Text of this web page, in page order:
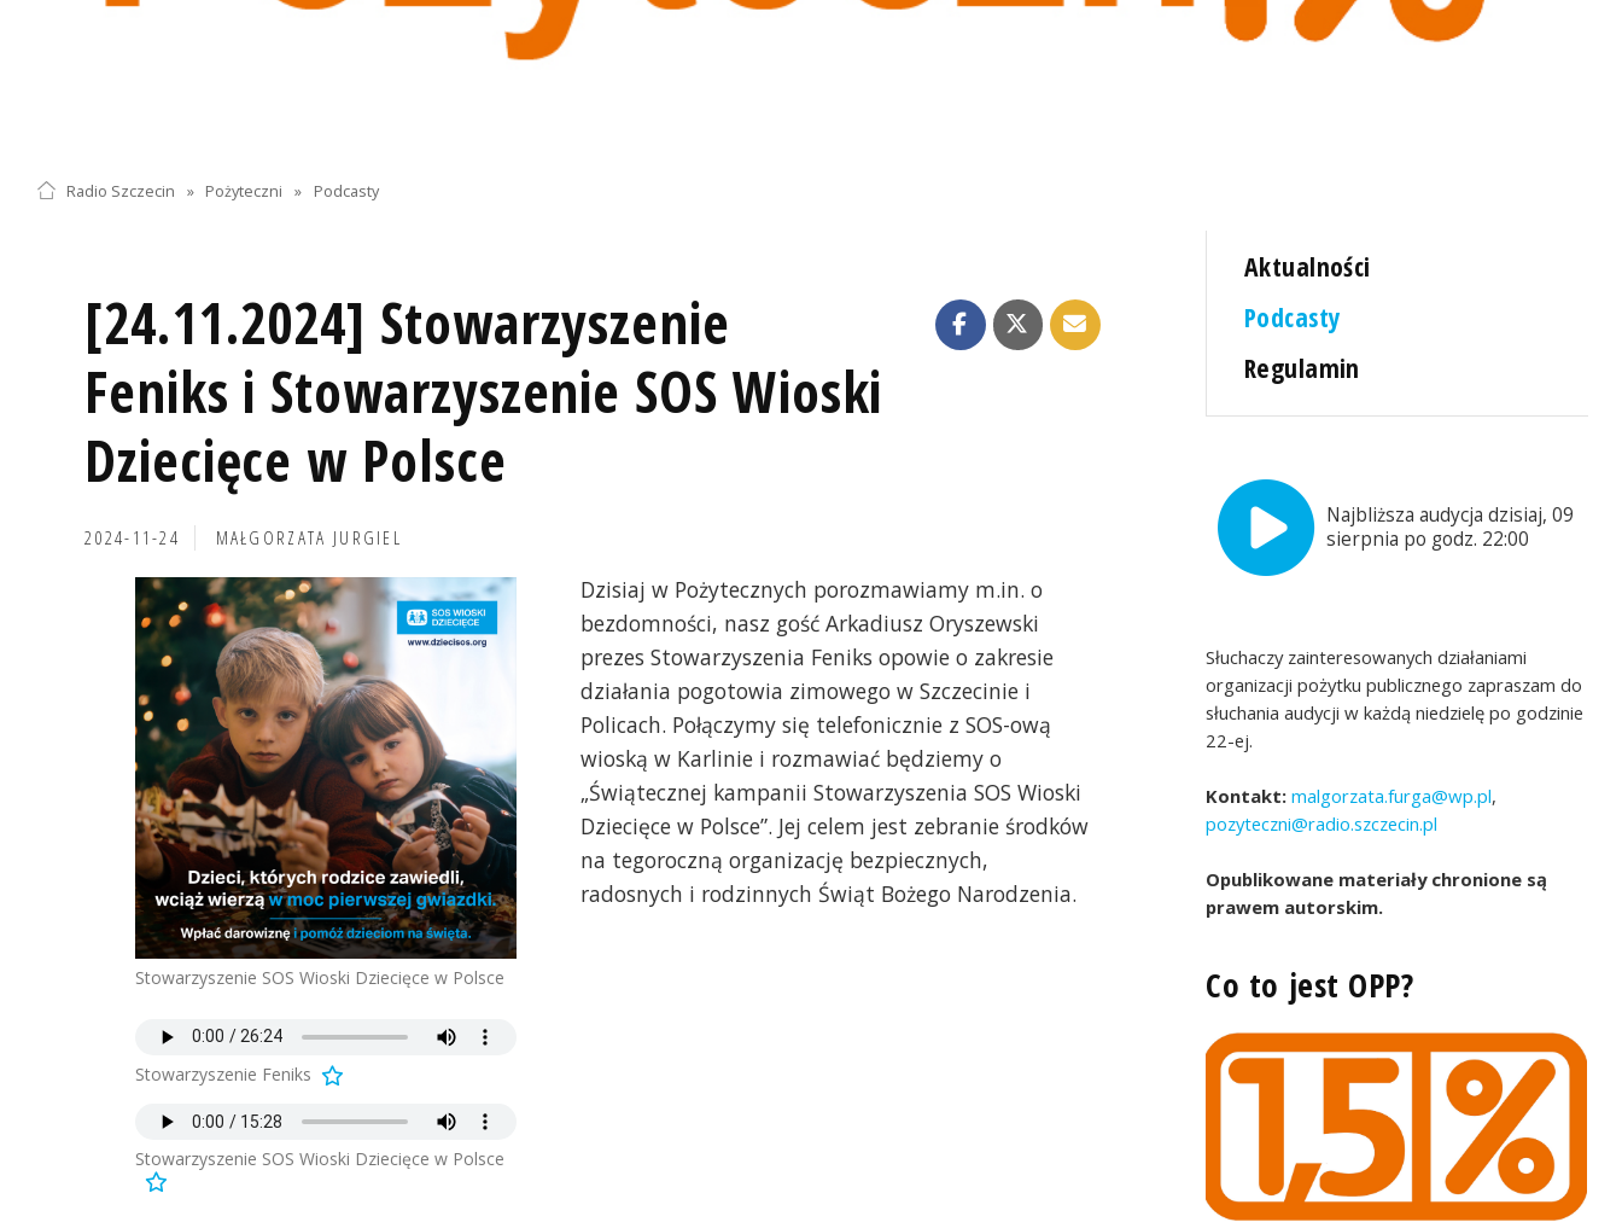
Radio Szczecin » Pożyteczni » Podcasty
[24.11.2024] Stowarzyszenie
Feniks i Stowarzyszenie SOS Wioski
Dziecięce w Polsce
2024-11-24 MAŁGORZATA JURGIEL
Stowarzyszenie SOS Wioski Dziecięce w Polsce
Stowarzyszenie Feniks
Stowarzyszenie SOS Wioski Dziecięce w Polsce
Dzisiaj w Pożytecznych porozmawiamy m.in. o
bezdomności, nasz gość Arkadiusz Oryszewski
prezes Stowarzyszenia Feniks opowie o zakresie
działania pogotowia zimowego w Szczecinie i
Policach. Połączymy się telefonicznie z SOS-ową
wioską w Karlinie i rozmawiać będziemy o
„Świątecznej kampanii Stowarzyszenia SOS Wioski
Dziecięce w Polsce”. Jej celem jest zebranie środków
na tegoroczną organizację bezpiecznych,
radosnych i rodzinnych Świąt Bożego Narodzenia.
Aktualności
Podcasty
Regulamin
Najbliższa audycja dzisiaj, 09
sierpnia po godz. 22:00
Słuchaczy zainteresowanych działaniami
organizacji pożytku publicznego zapraszam do
słuchania audycji w każdą niedzielę po godzinie
22-ej.
Kontakt: malgorzata.furga@wp.pl,
pozyteczni@radio.szczecin.pl
Opublikowane materiały chronione są
prawem autorskim.
Co to jest OPP?